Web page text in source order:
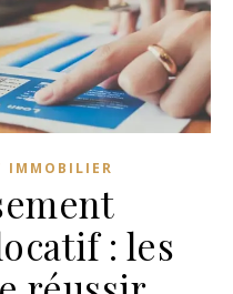
IMMOBILIER
: les